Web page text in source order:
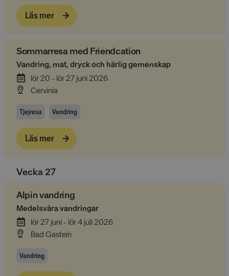
Läs mer
Sommarresa med Friendcation
Vandring, mat, dryck och härlig gemenskap
lör 20 - lör 27 juni 2026
Cervinia
Tjejresa Vandring
Läs mer
Vecka 27
Alpin vandring
Medelsvåra vandringar
lör 27 juni - lör 4 juli 2026
Bad Gastein
Vandring